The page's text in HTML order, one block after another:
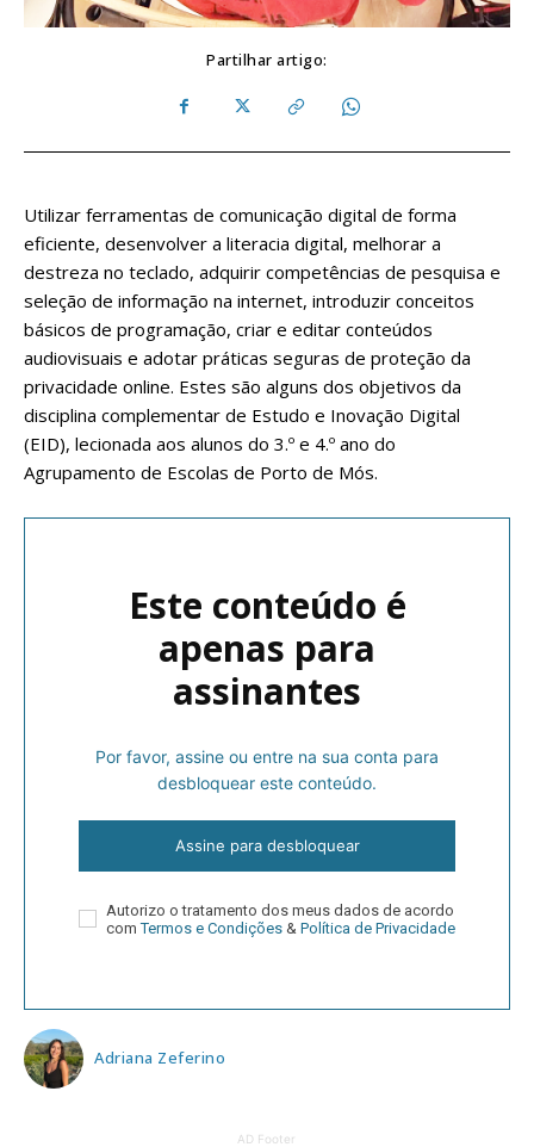
Partilhar artigo:
Utilizar ferramentas de comunicação digital de forma
eficiente, desenvolver a literacia digital, melhorar a
destreza no teclado, adquirir competências de pesquisa e
seleção de informação na internet, introduzir conceitos
básicos de programação, criar e editar conteúdos
audiovisuais e adotar práticas seguras de proteção da
privacidade online. Estes são alguns dos objetivos da
disciplina complementar de Estudo e Inovação Digital
(EID), lecionada aos alunos do 3.º e 4.º ano do
Agrupamento de Escolas de Porto de Mós.
Este conteúdo é
apenas para
assinantes
Por favor, assine ou entre na sua conta para
desbloquear este conteúdo.
Assine para desbloquear
Autorizo o tratamento dos meus dados de acordo
comTermos e Condições & Política de Privacidade
Adriana Zeferino
AD Footer